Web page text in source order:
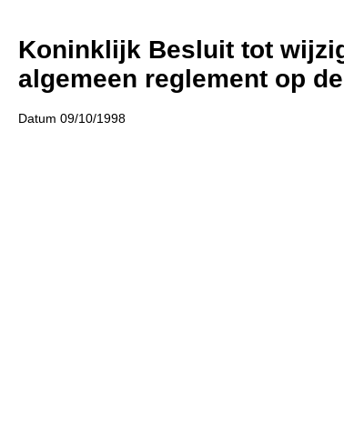
Koninklijk Besluit tot
algemeen reglement op
Datum 09/10/1998